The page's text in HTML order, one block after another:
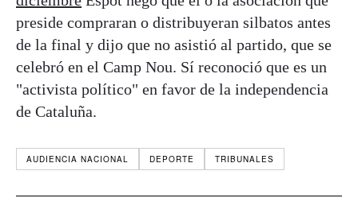
preside compraran o distribuyeran silbatos antes
de la final y dijo que no asistió al partido, que se
celebró en el Camp Nou. Sí reconoció que es un
"activista político" en favor de la independencia
de Cataluña.
AUDIENCIA NACIONAL DEPORTE TRIBUNALES